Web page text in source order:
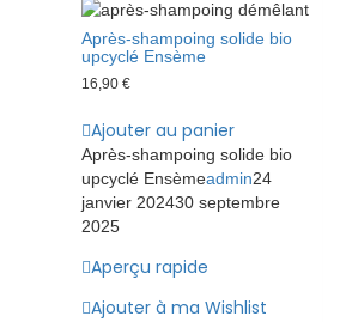
Après-shampoing solide bio
upcyclé Ensème
16,90€
Ajouter au panier
Après-shampoing solide bio
upcyclé Ensèmeadmin24
janvier 202430 septembre
2025
Aperçu rapide
Ajouter à ma Wishlist